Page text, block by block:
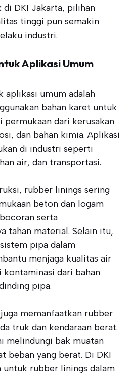
di DKI Jakarta, pilihan
tinggi pun semakin
industri.
Aplikasi Umum
aplikasi umum adalah
bahan karet untuk
permukaan dari kerusakan
dan bahan kimia. Aplikasi
di industri seperti
air, dan transportasi.
rubber linings sering
beton dan logam
serta
tahan material. Selain itu,
pipa dalam
menjaga kualitas air
kontaminasi dari bahan
pipa.
memanfaatkan rubber
truk dan kendaraan berat.
melindungi bak muatan
beban yang berat. Di DKI
untuk rubber linings dalam